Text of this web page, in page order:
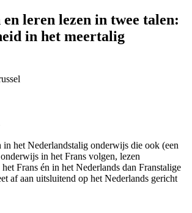
leren lezen in twee talen:
in het meertalig
in het Nederlandstalig onderwijs die ook (een
in het Frans volgen, lezen
Frans én in het Nederlands dan Franstalige
af aan uitsluitend op het Nederlands gericht